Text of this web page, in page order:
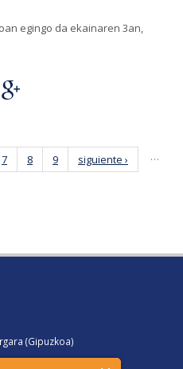
egingo da ekainaren 3an,
7 8 9 …
siguiente ›
(Gipuzkoa)